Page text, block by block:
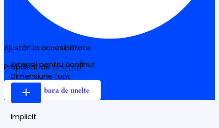
Ajustări la accesibilitate
Propulsat deOneTap
Ascunde bara de unelte
Extensii pentru conținut
Dimensiune font
Implicit